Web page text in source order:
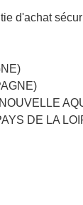
d'achat
DE LA